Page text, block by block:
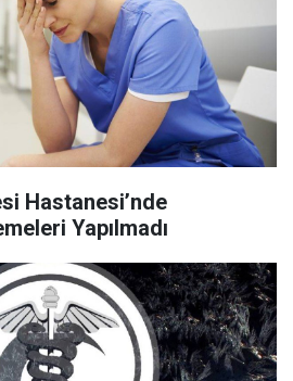
Hastanesi’nde
Yapılmadı